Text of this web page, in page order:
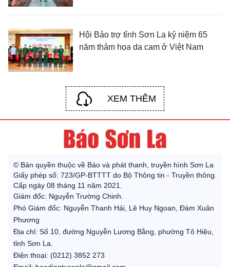
Hội Bảo trợ tỉnh Sơn La kỷ niệm 65
năm thảm họa da cam ở Việt Nam
XEM THÊM
© Bản quyền thuộc về Báo và phát thanh, truyền hình Sơn La
Giấy phép số: 723/GP-BTTTT do Bộ Thông tin - Truyền thông.
Cấp ngày 08 tháng 11 năm 2021.
Giám đốc: Nguyễn Trường Chinh.
Phó Giám đốc: Nguyễn Thanh Hải, Lê Huy Ngoan, Đàm Xuân
Phương
Địa chỉ: Số 10, đường Nguyễn Lương Bằng, phường Tô Hiệu,
tỉnh Sơn La.
Điện thoại: (0212) 3852 273